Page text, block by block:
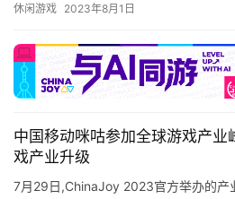
日
游
对
接
尚…
休闲游戏 2023年8月1日
中国移动咪咕参加全球游戏产业
戏产业升级
7月29日,ChinaJoy 2023官方举办的